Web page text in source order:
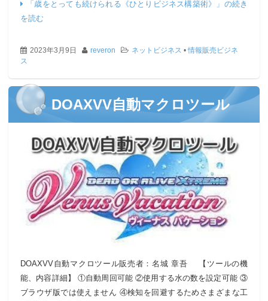
「歳をとっても続けられる《ひとりビジネス構築術》」の続き
を読む
2023年3月9日 reveron ネットビジネス •情報販売ビジネ
ス
DOAXVV自動マクロツール
DOAXVV自動マクロツール販売者：名城 章吾 【ツールの機
能、内容詳細】 ①自動周回可能 ②使用する水の数を設定可能 ③
ブラウザ版では使えません ④検知を回避するためさまざまな工